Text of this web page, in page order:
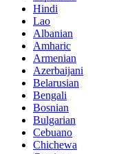
Hindi
Lao
Albanian
Amharic
Armenian
Azerbaijani
Belarusian
Bengali
Bosnian
Bulgarian
Cebuano
Chichewa